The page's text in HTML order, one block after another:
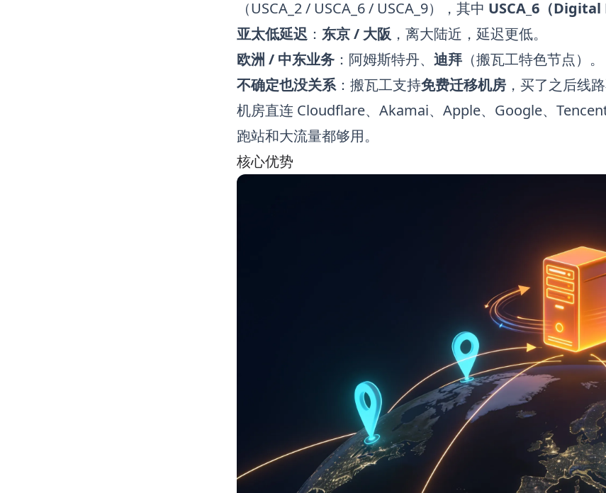
（USCA_2 / USCA_6 / USCA_9），其中 USCA_6（Digital
亚太低延迟 ： 东京 / 大阪 ，离大陆近，延迟更低。
欧洲 / 中东业务 ：阿姆斯特丹、 迪拜 （搬瓦工特色节点）。
不确定也没关系：搬瓦工支持免费迁移机房 ，买了之后线
机房直连 Cloudflare、Akamai、Apple、Google、
跑站和大流量都够用。
核心优势